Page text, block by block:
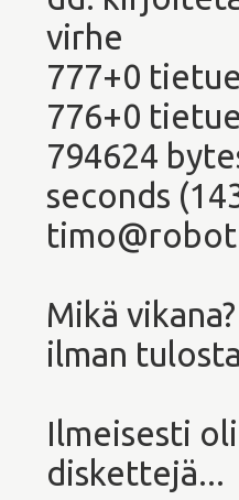
virhe
777+0
776+0
794624
seconds
Mikä
ilman
Ilmeisesti
diskettejä...